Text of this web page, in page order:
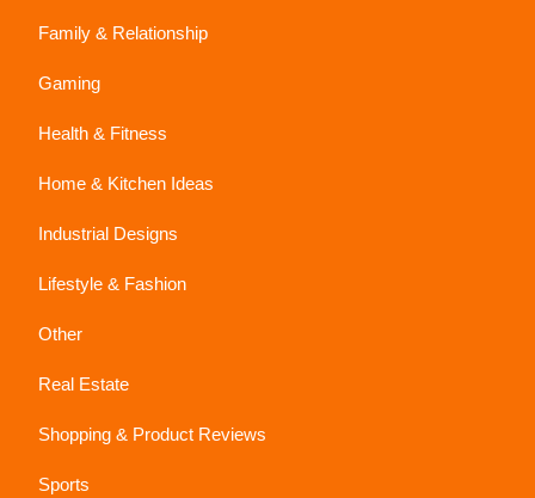
Family & Relationship
Gaming
Health & Fitness
Home & Kitchen Ideas
Industrial Designs
Lifestyle & Fashion
Other
Real Estate
Shopping & Product Reviews
Sports